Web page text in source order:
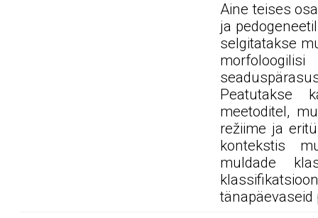
Aine teises
ja
selgitatakse
Peatutakse
meetoditel,
režiime ja
kontekstis
muldade
tänapäevaseid